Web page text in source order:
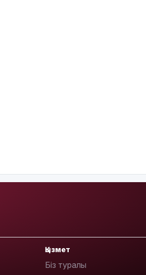
Қызмет
Біз туралы